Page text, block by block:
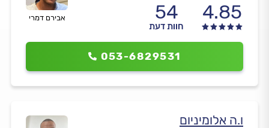
אבירם דמרי 4.85
54
חוות דעת
053-6829531
ו.ה אלומיניום